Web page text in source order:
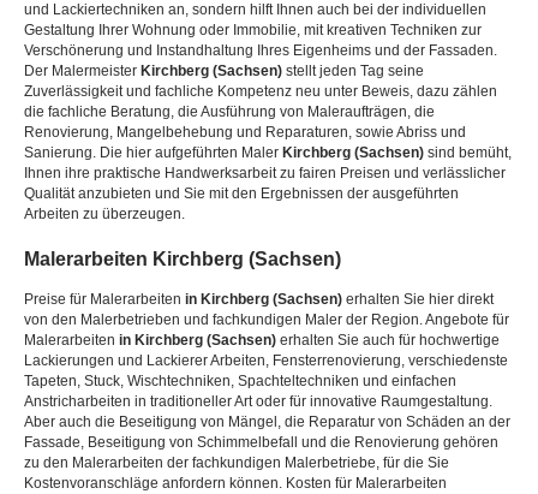
und Lackiertechniken an, sondern hilft Ihnen auch bei der individuellen
Gestaltung Ihrer Wohnung oder Immobilie, mit kreativen Techniken zur
Verschönerung und Instandhaltung Ihres Eigenheims und der Fassaden.
Der Malermeister Kirchberg (Sachsen) stellt jeden Tag seine
Zuverlässigkeit und fachliche Kompetenz neu unter Beweis, dazu zählen
die fachliche Beratung, die Ausführung von Maleraufträgen, die
Renovierung, Mangelbehebung und Reparaturen, sowie Abriss und
Sanierung. Die hier aufgeführten Maler Kirchberg (Sachsen) sind bemüht,
Ihnen ihre praktische Handwerksarbeit zu fairen Preisen und verlässlicher
Qualität anzubieten und Sie mit den Ergebnissen der ausgeführten
Arbeiten zu überzeugen.
Malerarbeiten Kirchberg (Sachsen)
Preise für Malerarbeiten in Kirchberg (Sachsen) erhalten Sie hier direkt
von den Malerbetrieben und fachkundigen Maler der Region. Angebote für
Malerarbeiten in Kirchberg (Sachsen) erhalten Sie auch für hochwertige
Lackierungen und Lackierer Arbeiten, Fensterrenovierung, verschiedenste
Tapeten, Stuck, Wischtechniken, Spachteltechniken und einfachen
Anstricharbeiten in traditioneller Art oder für innovative Raumgestaltung.
Aber auch die Beseitigung von Mängel, die Reparatur von Schäden an der
Fassade, Beseitigung von Schimmelbefall und die Renovierung gehören
zu den Malerarbeiten der fachkundigen Malerbetriebe, für die Sie
Kostenvoranschläge anfordern können. Kosten für Malerarbeiten